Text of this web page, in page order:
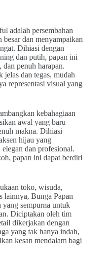
adalah persembahan
besar dan menyampaikan
Dihiasi dengan
dan putih, papan ini
dan penuh harapan.
jelas dan tegas, mudah
representasi visual yang
kebahagiaan
awal yang baru
makna. Dihiasi
hijau yang
dan profesional.
papan ini dapat berdiri
toko, wisuda,
lainnya, Bunga Papan
sempurna untuk
Diciptakan oleh tim
dikerjakan dengan
yang tak hanya indah,
kesan mendalam bagi